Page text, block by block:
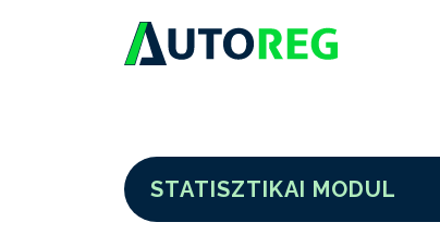
STATISZTIKAI MODUL